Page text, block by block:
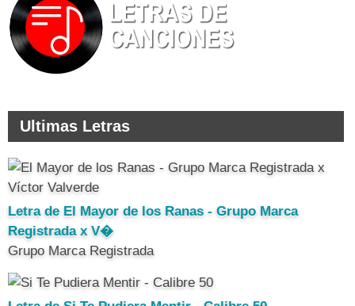
Ultimas Letras
Letra de El Mayor de los Ranas - Grupo Marca
Registrada x V�
Grupo Marca Registrada